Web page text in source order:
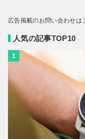
広告掲載のお問い合わせは
人気の記事TOP10
1